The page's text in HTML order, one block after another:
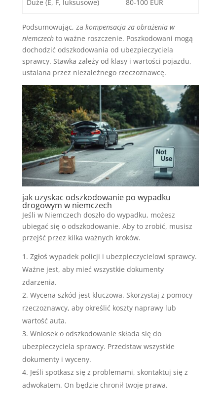
Duże (E, F, luksusowe) 80-100 EUR
Podsumowując, za kompensacja za obrażenia w
niemczechto ważne roszczenie. Poszkodowani mogą
dochodzić odszkodowania od ubezpieczyciela
sprawcy. Stawka zależy od klasy i wartości pojazdu,
ustalana przez niezależnego rzeczoznawcę.
jak uzyskac odszkodowanie po wypadku
drogowym w niemczech
Jeśli w Niemczech doszło do wypadku, możesz
ubiegać się o odszkodowanie. Aby to zrobić, musisz
przejść przez kilka ważnych kroków.
Zgłoś wypadek policji i ubezpieczycielowi sprawcy.
Ważne jest, aby mieć wszystkie dokumenty
zdarzenia.
Wycena szkód jest kluczowa. Skorzystaj z pomocy
rzeczoznawcy, aby określić koszty naprawy lub
wartość auta.
Wniosek o odszkodowanie składa się do
ubezpieczyciela sprawcy. Przedstaw wszystkie
dokumenty i wyceny.
Jeśli spotkasz się z problemami, skontaktuj się z
adwokatem. On będzie chronił twoje prawa.